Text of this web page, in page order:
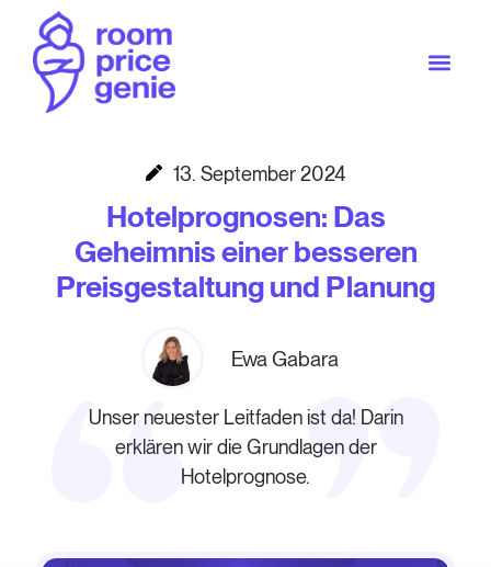
13. September 2024
Hotelprognosen: Das
Geheimnis einer besseren
Preisgestaltung und Planung
Ewa Gabara
Unser neuester Leitfaden ist da! Darin
erklären wir die Grundlagen der
Hotelprognose.